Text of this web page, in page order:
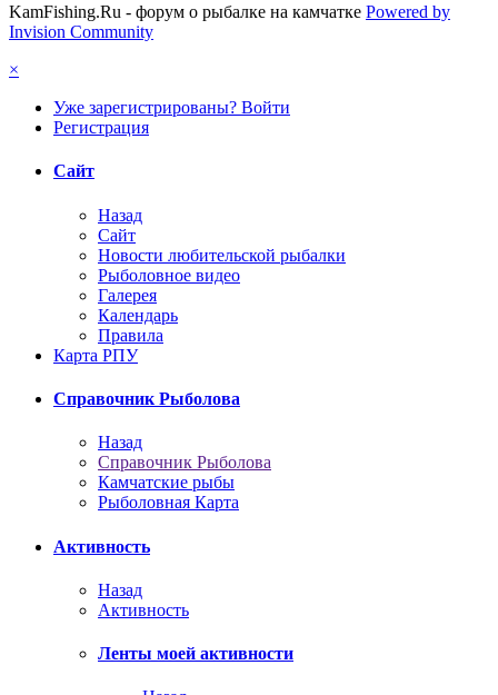
KamFishing.Ru - форум о рыбалке на камчатке Powered by
Invision Community
×
Уже зарегистрированы? Войти
Регистрация
Сайт
Назад
Сайт
Новости любительской рыбалки
Рыболовное видео
Галерея
Календарь
Правила
Карта РПУ
Справочник Рыболова
Назад
Справочник Рыболова
Камчатские рыбы
Рыболовная Карта
Активность
Назад
Активность
Ленты моей активности